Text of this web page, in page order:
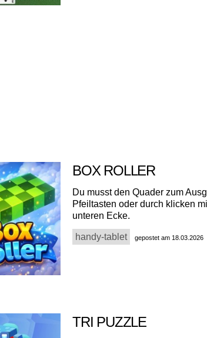
BOX ROLLER
Du musst den Quader zum
Pfeiltasten oder durch klicken
unteren Ecke.
handy-tablet gepostet am 18.03.2026
TRI PUZZLE